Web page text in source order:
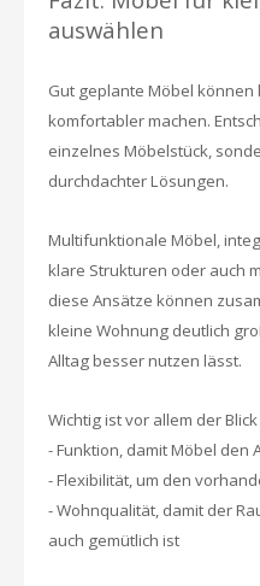
auswählen
Gut geplante Möbel
komfortabler machen.
einzelnes Möbelstück,
durchdachter Lösungen.
Multifunktionale Möbel,
klare Strukturen oder auch
diese Ansätze können
kleine Wohnung deutlich
Alltag besser nutzen lässt.
Wichtig ist vor allem der
- Funktion, damit Möbel den
- Flexibilität, um den
- Wohnqualität, damit der
auch gemütlich ist